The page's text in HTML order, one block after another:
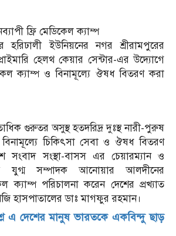
ফ্রি মেডিকেল ক্যাম্প
হরিঢালী ইউনিয়নের নগর শ্রীরামপুরের
হেলথ কেয়ার সেন্টার-এর উদ্যোগে
ক্যাম্প ও বিনামূল্যে ঔষধ বিতরণ করা
গুরুতর অসুস্থ হতদরিদ্র দুঃস্থ নারী-পুরুষ
চিকিৎসা সেবা ও ঔষধ বিতরণ
সংবাদ সংস্থা-বাসস এর চেয়ারম্যান ও
যুগ্ম সম্পাদক আনোয়ার আলদীনের
ক‍্যাম্প পরিচালনা করেন দেশের প্রখ্যাত
হাসপাতালের ডাঃ মাগফুর রহমান।
এ দেশের মানুষ ভারতকে একবিন্দু ছাড়